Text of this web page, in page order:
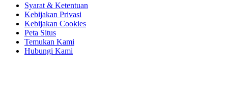
Syarat & Ketentuan
Kebijakan Privasi
Kebijakan Cookies
Peta Situs
Temukan Kami
Hubungi Kami